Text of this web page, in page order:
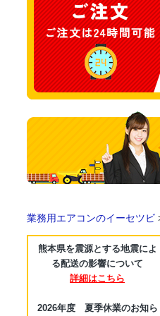
業務用エアコンのイーセツビ
熊本県を震源とする地震によ
る配送の影響について
詳細はこちら
2026年度 夏季休業のお知ら